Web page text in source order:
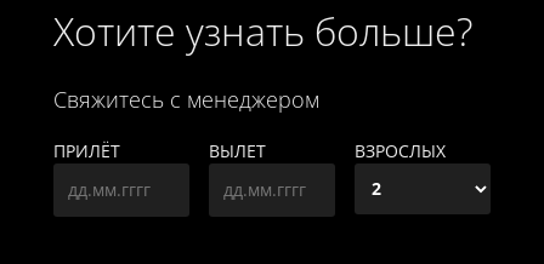
Хотите узнать больше?
Свяжитесь с менеджером
ПРИЛЁТ ВЫЛЕТ ВЗРОСЛЫХ